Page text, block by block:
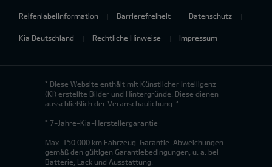
Reifenlabelinformation Barrierefreiheit Datenschutz
Kia Deutschland Rechtliche Hinweise Impressum
* Diese Website enthält mit Künstlicher Intelligenz
(KI) erstellte Bilder und Hintergründe. Diese dienen
ausschließlich der Veranschaulichung. *
* 7-Jahre-Kia-Herstellergarantie
Max. 150.000 km Fahrzeug-Garantie. Abweichungen
gemäß den gültigen Garantiebedingungen, u. a. bei
Batterie, Lack und Ausstattung.